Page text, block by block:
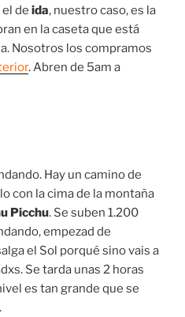
de ida, nuestro caso, es la
en la caseta que está
Nosotros los compramos
. Abren de 5am a
Hay un camino de
con la cima de la montaña
Picchu. Se suben 1.200
empezad de
el Sol porqué sino vais a
Se tarda unas 2 horas
es tan grande que se